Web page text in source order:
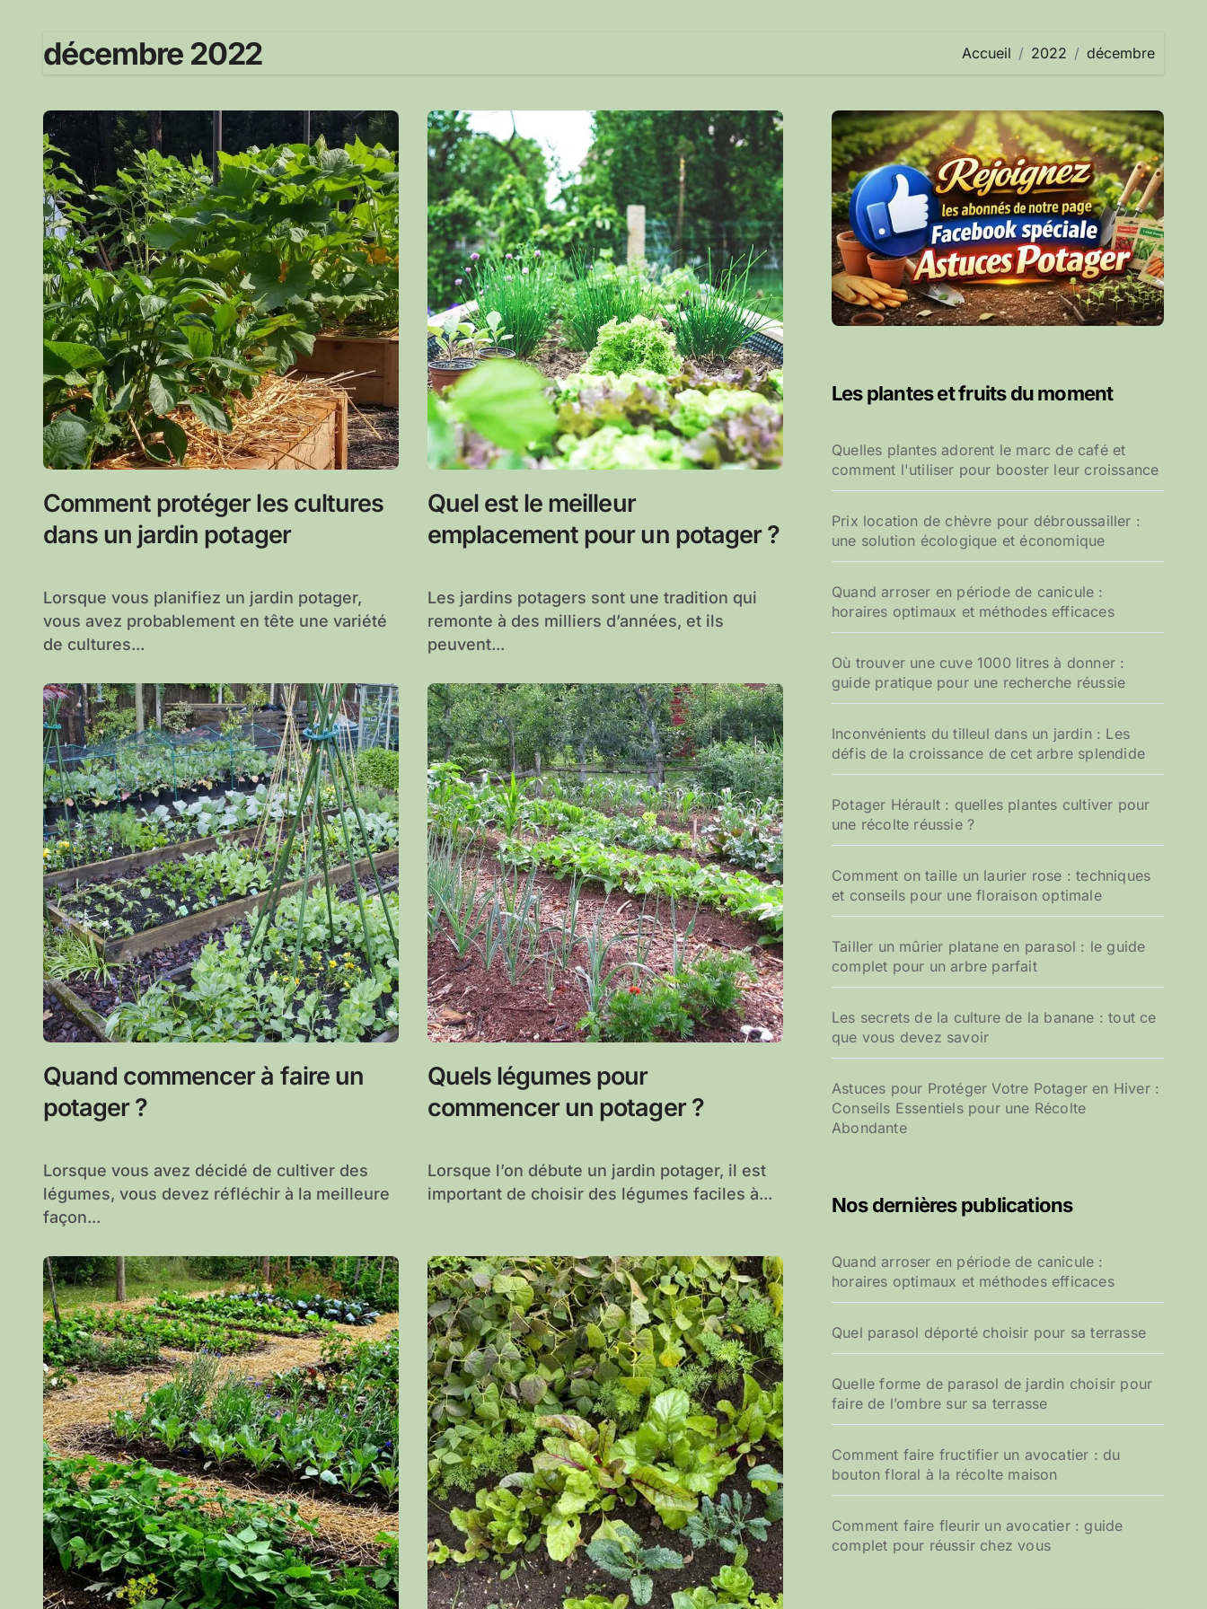
décembre 2022 Accueil 2022 décembre
Comment protéger les cultures
dans un jardin potager
Lorsque vous planifiez un jardin potager,
vous avez probablement en tête une variété
de cultures...
Quel est le meilleur
emplacement pour un potager ?
Les jardins potagers sont une tradition qui
remonte à des milliers d’années, et ils
peuvent...
Quand commencer à faire un
potager ?
Lorsque vous avez décidé de cultiver des
légumes, vous devez réfléchir à la meilleure
façon...
Quels légumes pour
commencer un potager ?
Lorsque l’on débute un jardin potager, il est
important de choisir des légumes faciles à...
Les plantes et fruits du moment
Quelles plantes adorent le marc de café et
comment l'utiliser pour booster leur croissance
Prix location de chèvre pour débroussailler :
une solution écologique et économique
Quand arroser en période de canicule :
horaires optimaux et méthodes efficaces
Où trouver une cuve 1000 litres à donner :
guide pratique pour une recherche réussie
Inconvénients du tilleul dans un jardin : Les
défis de la croissance de cet arbre splendide
Potager Hérault : quelles plantes cultiver pour
une récolte réussie ?
Comment on taille un laurier rose : techniques
et conseils pour une floraison optimale
Tailler un mûrier platane en parasol : le guide
complet pour un arbre parfait
Les secrets de la culture de la banane : tout ce
que vous devez savoir
Astuces pour Protéger Votre Potager en Hiver :
Conseils Essentiels pour une Récolte
Abondante
Nos dernières publications
Quand arroser en période de canicule :
horaires optimaux et méthodes efficaces
Quel parasol déporté choisir pour sa terrasse
Quelle forme de parasol de jardin choisir pour
faire de l’ombre sur sa terrasse
Comment faire fructifier un avocatier : du
bouton floral à la récolte maison
Comment faire fleurir un avocatier : guide
complet pour réussir chez vous